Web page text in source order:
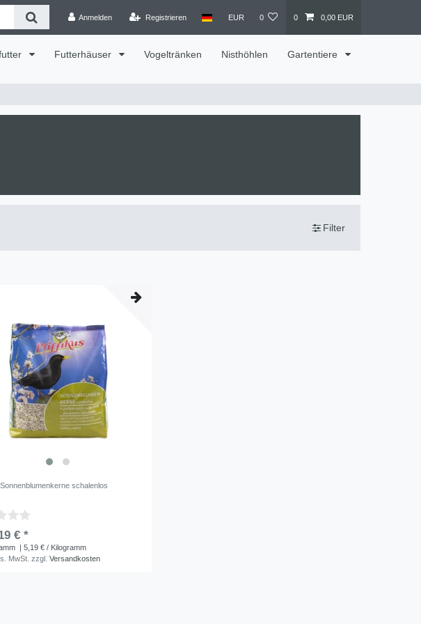
Anmelden Registrieren EUR 0 0 0,00 EUR
Futterhäuser Vogeltränken Nisthöhlen Gartentiere
Filter
schalenlos
€ *
| 5,19 € / Kilogramm
MwSt. zzgl.Versandkosten